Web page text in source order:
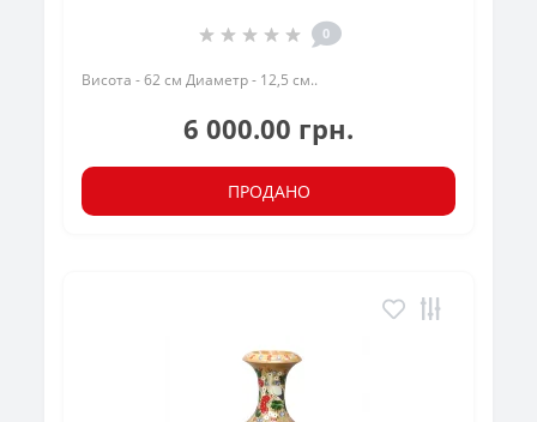
0
Висота - 62 см Диаметр - 12,5 см..
6 000.00 грн.
ПРОДАНО